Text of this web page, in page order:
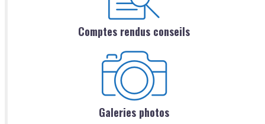
Comptes rendus conseils
Galeries photos